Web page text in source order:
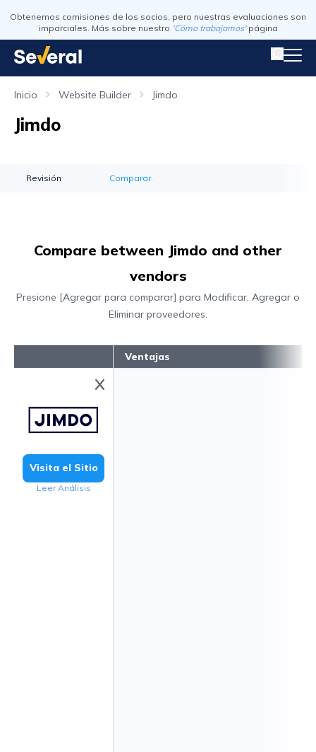
Obtenemos comisiones de los socios, pero nuestras evaluaciones son
imparciales. Más sobre nuestro 'Cómo trabajamos' página
Inicio Website Builder Jimdo
Jimdo
Revisión Comparar.
Compare between Jimdo and other
vendors
Presione [Agregar para comparar] para Modificar, Agregar o
Eliminar proveedores.
Visita el Sitio
Leer Análisis
Ventajas